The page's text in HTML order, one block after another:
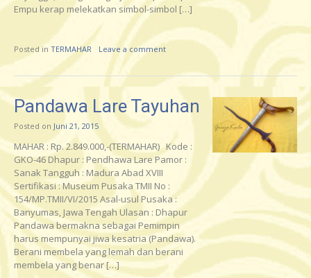
Empu kerap melekatkan simbol-simbol […]
Posted in TERMAHAR Leave a comment
Pandawa Lare Tayuhan
Posted on Juni 21, 2015
MAHAR : Rp. 2.849.000,-(TERMAHAR) Kode :
GKO-46 Dhapur : Pendhawa Lare Pamor :
Sanak Tangguh : Madura Abad XVIII
Sertifikasi : Museum Pusaka TMII No :
154/MP.TMII/VI/2015 Asal-usul Pusaka :
Banyumas, Jawa Tengah Ulasan : Dhapur
Pandawa bermakna sebagai Pemimpin
harus mempunyai jiwa kesatria (Pandawa).
Berani membela yang lemah dan berani
membela yang benar […]